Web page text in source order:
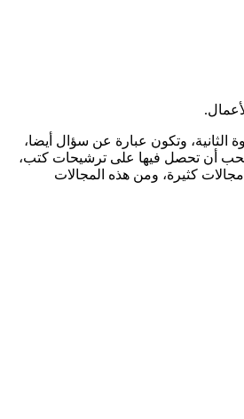
الثانية، وتكون عبارة عن سؤال أيضا،
تحب أن تحصل فيها على ترشيحات كتب،
كثيرة، ومن هذه المجالات